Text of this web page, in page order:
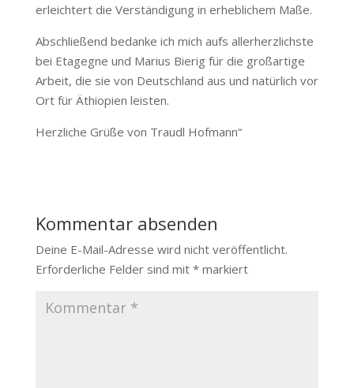
erleichtert die Verständigung in erheblichem Maße.
Abschließend bedanke ich mich aufs allerherzlichste
bei Etagegne und Marius Bierig für die großartige
Arbeit, die sie von Deutschland aus und natürlich vor
Ort für Äthiopien leisten.
Herzliche Grüße von Traudl Hofmann“
Kommentar absenden
Deine E-Mail-Adresse wird nicht veröffentlicht.
Erforderliche Felder sind mit *markiert